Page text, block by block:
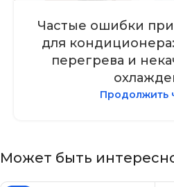
Частые ошибки
для
перегрева и
Продолжить
Может быть